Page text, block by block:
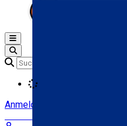
Open main menu
Anmeldung